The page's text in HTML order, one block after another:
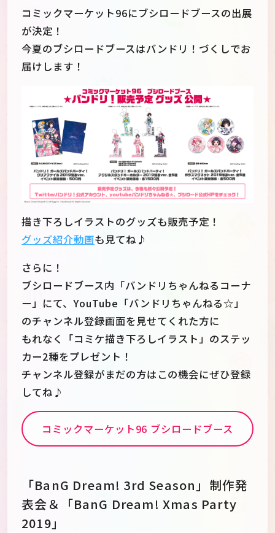
コミックマーケット96にブシロードブースの出展
が決定！
今夏のブシロードブースはバンドリ！づくしでお
届けします！
描き下ろしイラストのグッズも販売予定！
グッズ紹介動画も見てね♪
さらに！
ブシロードブース内「バンドリちゃんねるコーナ
ー」にて、YouTube「バンドリちゃんねる☆」
のチャンネル登録画面を見せてくれた方に
もれなく「コミケ描き下ろしイラスト」のステッ
カー2種をプレゼント！
チャンネル登録がまだの方はこの機会にぜひ登録
してね♪
コミックマーケット96 ブシロードブース
「BanG Dream! 3rd Season」制作発
表会＆「BanG Dream! Xmas Party
2019」